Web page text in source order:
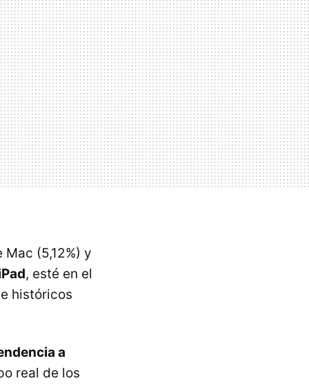
(5,12%) y
, esté en el
históricos
a
real de los